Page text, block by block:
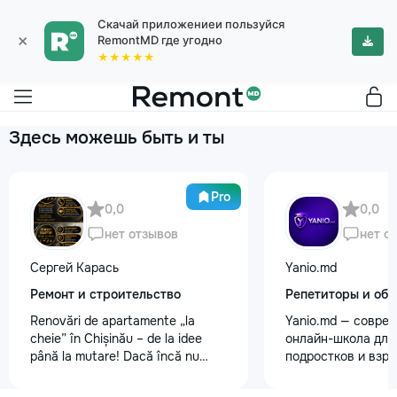
×
Скачай приложениеи пользуйся
RemontMD где угодно
★★★★★
Здесь можешь быть и ты
Pro
0,0
нет отзывов
Сергей Карась
Ремонт и строительство
Renovări de apartamente „la
cheie” în Chișinău – de la idee
până la mutare! Dacă încă nu
0,0
нет
Yanio.md
Репетиторы и
Yanio.md —
онлайн-школа для
подростков и